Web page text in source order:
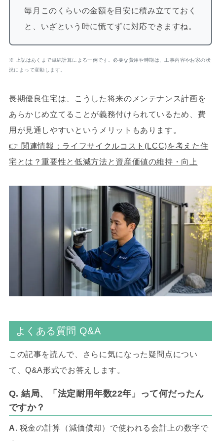
毎月このくらいの金額を目安に積み立てておく
と、いざという時に慌てずに対応できますね。
※ 上記はあくまで単純計算による一例です。必要な費用や時期は、工事内容やお家の状
況によって変動します。
長期優良住宅は、こうした将来のメンテナンス計画を
あらかじめ立てることが義務付けられているため、費
用が見通しやすいというメリットもあります。
👉 関連情報：ライフサイクルコスト(LCC)を考えた住
宅とは？重要性と低減方法と資産価値の維持・向上
よくある質問 Q&A
この記事を読んで、さらに気になった疑問点につい
て、Q&A形式でお答えします。
Q. 結局、「法定耐用年数22年」って何だったん
ですか？
A. 税金の計算（減価償却）で使われる会計上の数字で